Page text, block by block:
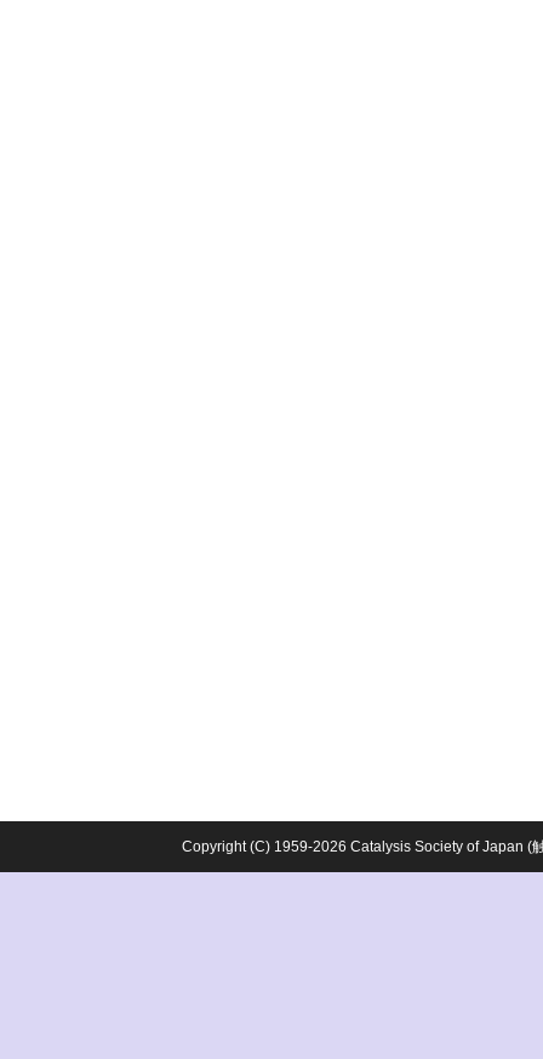
Copyright (C) 1959-2026 Catalysis Society of Japan (